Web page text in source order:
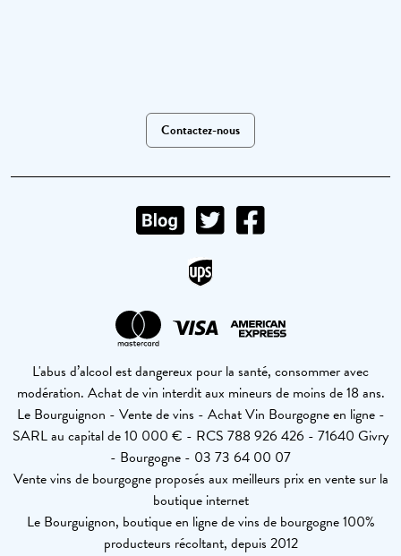
Contactez-nous
L'abus d’alcool est dangereux pour la santé, consommer avec
modération. Achat de vin interdit aux mineurs de moins de 18 ans.
Le Bourguignon - Vente de vins - Achat Vin Bourgogne en ligne -
SARL au capital de 10 000 € - RCS 788 926 426 - 71640 Givry
- Bourgogne - 03 73 64 00 07
Vente vins de bourgogne proposés aux meilleurs prix en vente sur la
boutique internet
Le Bourguignon, boutique en ligne de vins de bourgogne 100%
producteurs récoltant, depuis 2012